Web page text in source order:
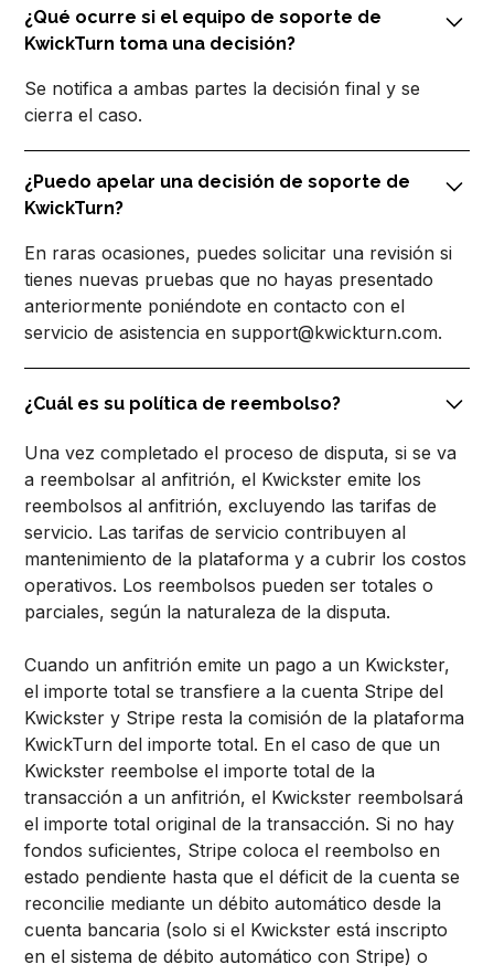
¿Qué ocurre si el equipo de soporte de
KwickTurn toma una decisión?
Se notifica a ambas partes la decisión final y se
cierra el caso.
¿Puedo apelar una decisión de soporte de
KwickTurn?
En raras ocasiones, puedes solicitar una revisión si
tienes nuevas pruebas que no hayas presentado
anteriormente poniéndote en contacto con el
servicio de asistencia en support@kwickturn.com.
¿Cuál es su política de reembolso?
Una vez completado el proceso de disputa, si se va
a reembolsar al anfitrión, el Kwickster emite los
reembolsos al anfitrión, excluyendo las tarifas de
servicio. Las tarifas de servicio contribuyen al
mantenimiento de la plataforma y a cubrir los costos
operativos. Los reembolsos pueden ser totales o
parciales, según la naturaleza de la disputa.
Cuando un anfitrión emite un pago a un Kwickster,
el importe total se transfiere a la cuenta Stripe del
Kwickster y Stripe resta la comisión de la plataforma
KwickTurn del importe total. En el caso de que un
Kwickster reembolse el importe total de la
transacción a un anfitrión, el Kwickster reembolsará
el importe total original de la transacción. Si no hay
fondos suficientes, Stripe coloca el reembolso en
estado pendiente hasta que el déficit de la cuenta se
reconcilie mediante un débito automático desde la
cuenta bancaria (solo si el Kwickster está inscripto
en el sistema de débito automático con Stripe) o